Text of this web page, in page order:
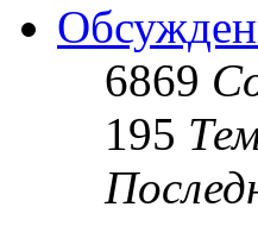
6869
195